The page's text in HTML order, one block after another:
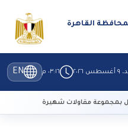
لمحافظة القاهرة
٢٠٢٦ ٠٣:١٦ م EN